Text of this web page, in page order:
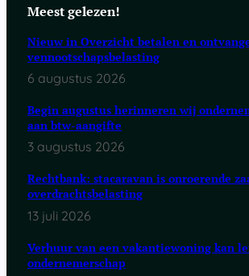
Meest gelezen!
Nieuw in Overzicht betalen en
vennootschapsbelasting
6 augustus 2026
Begin augustus herinneren wij
aan btw-aangifte
3 augustus 2026
Rechtbank: stacaravan is onroerende
overdrachtsbelasting
13 juli 2026
Verhuur van een vakantiewoning kan
ondernemerschap